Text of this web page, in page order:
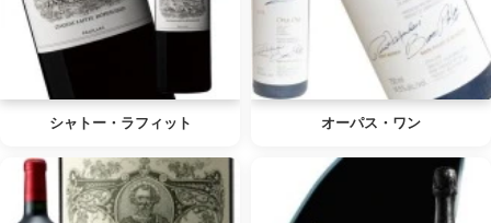
シャトー・ラフィット オーパス・ワン